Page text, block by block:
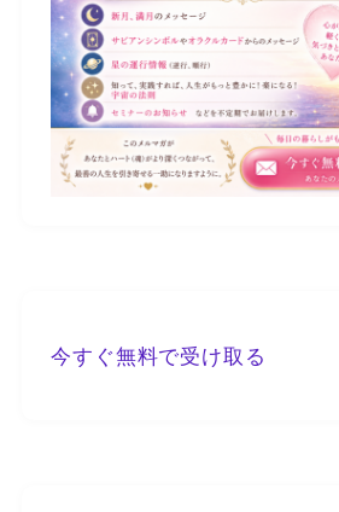
今すぐ無料で受け取る